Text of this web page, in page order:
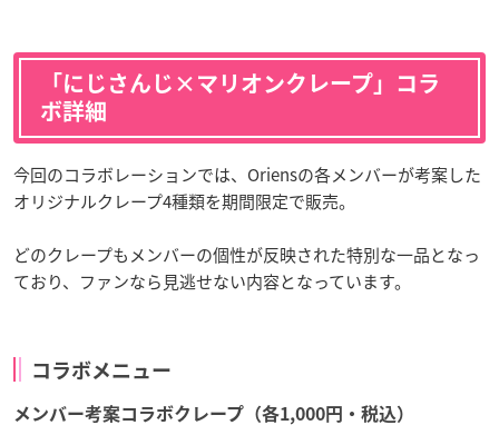
「にじさんじ×マリオンクレープ」コラ
ボ詳細
今回のコラボレーションでは、Oriensの各メンバーが考案した
オリジナルクレープ4種類を期間限定で販売。
どのクレープもメンバーの個性が反映された特別な一品となっ
ており、ファンなら見逃せない内容となっています。
コラボメニュー
メンバー考案コラボクレープ（各1,000円・税込）